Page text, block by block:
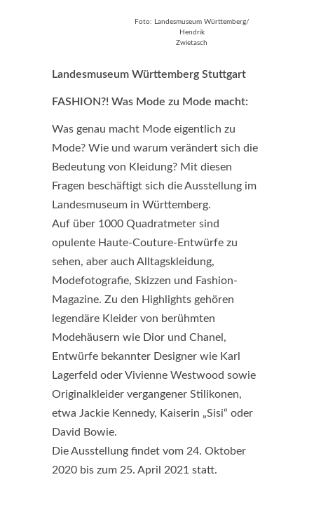
Foto: Landesmuseum Württemberg/
Hendrik
Zwietasch
Landesmuseum Württemberg Stuttgart
FASHION?! Was Mode zu Mode macht:
Was genau macht Mode eigentlich zu
Mode? Wie und warum verändert sich die
Bedeutung von Kleidung? Mit diesen
Fragen beschäftigt sich die Ausstellung im
Landesmuseum in Württemberg.
Auf über 1000 Quadratmeter sind
opulente Haute-Couture-Entwürfe zu
sehen, aber auch Alltagskleidung,
Modefotografie, Skizzen und Fashion-
Magazine. Zu den Highlights gehören
legendäre Kleider von berühmten
Modehäusern wie Dior und Chanel,
Entwürfe bekannter Designer wie Karl
Lagerfeld oder Vivienne Westwood sowie
Originalkleider vergangener Stilikonen,
etwa Jackie Kennedy, Kaiserin „Sisi“ oder
David Bowie.
Die Ausstellung findet vom 24. Oktober
2020 bis zum 25. April 2021 statt.